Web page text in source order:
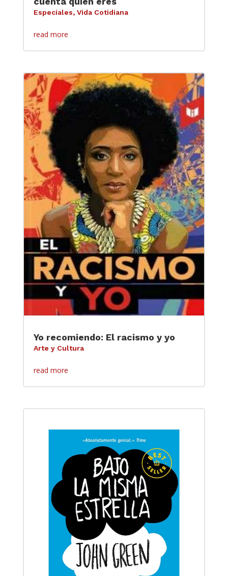
Especiales, Vida Cotidiana
read more
Yo recomiendo: El racismo y yo
Arte y Cultura
read more